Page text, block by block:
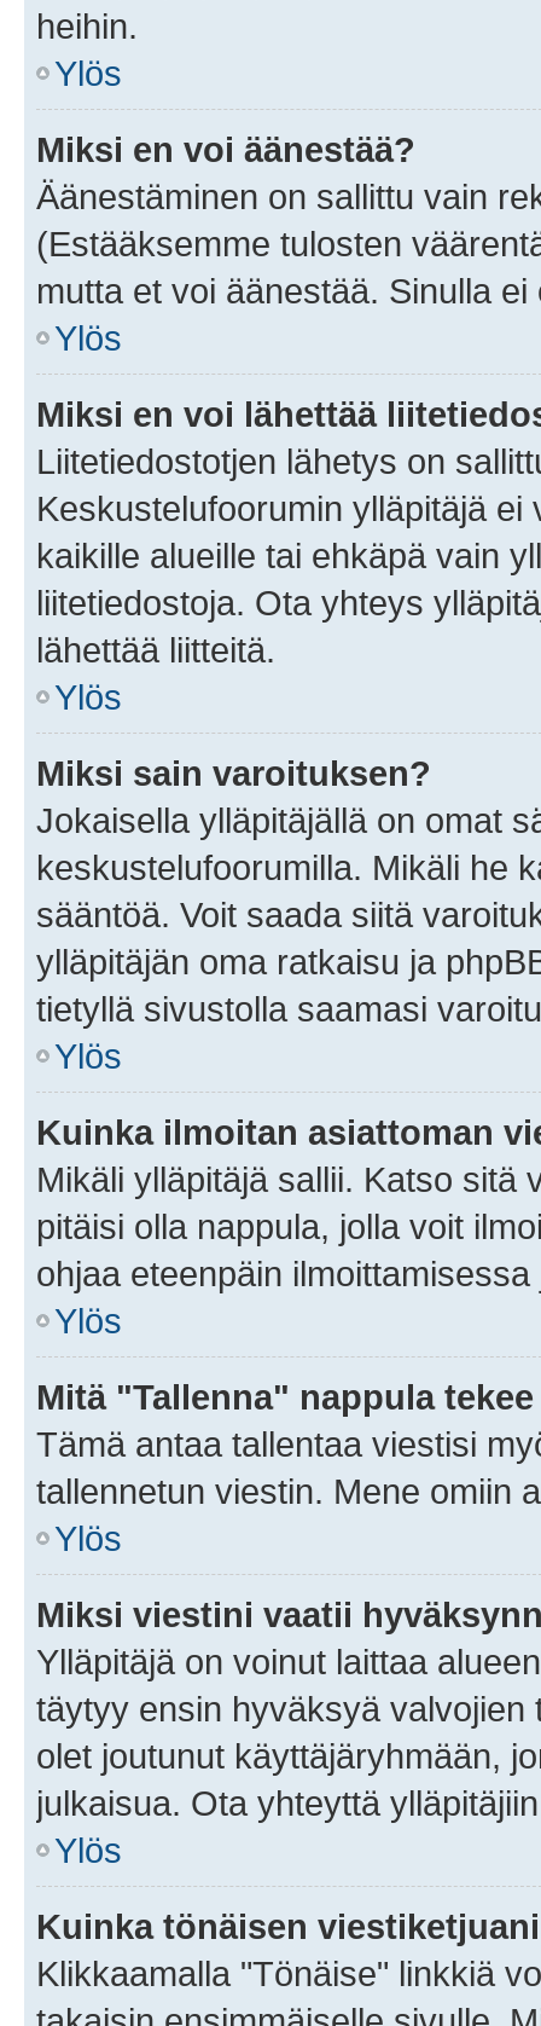
heihin.
Ylös
Miksi en voi äänestää?
Äänestäminen on sallittu vain
(Estääksemme tulosten
mutta et voi äänestää. Sinulla
Ylös
Miksi en voi lähettää
Liitetiedostotjen lähetys on
Keskustelufoorumin ylläpitäjä
kaikille alueille tai ehkäpä vain
liitetiedostoja. Ota yhteys
lähettää liitteitä.
Ylös
Miksi sain varoituksen?
Jokaisella ylläpitäjällä on omat
keskustelufoorumilla. Mikäli he
sääntöä. Voit saada siitä
ylläpitäjän oma ratkaisu ja
tietyllä sivustolla saamasi
Ylös
Kuinka ilmoitan asiattoman
Mikäli ylläpitäjä sallii. Katso sitä
pitäisi olla nappula, jolla voit
ohjaa eteenpäin
Ylös
Mitä "Tallenna" nappula
Tämä antaa tallentaa viestisi
tallennetun viestin. Mene omiin
Ylös
Miksi viestini vaatii
Ylläpitäjä on voinut laittaa
täytyy ensin hyväksyä
olet joutunut käyttäjäryhmään,
julkaisua. Ota yhteyttä
Ylös
Kuinka tönäisen
Klikkaamalla "Tönäise" linkkiä